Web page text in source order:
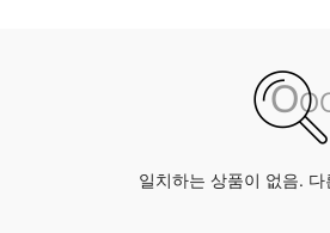
일치하는 상품이 없음. 다